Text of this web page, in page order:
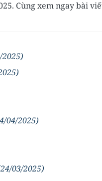
Cùng xem ngay bài
04/2025)
03/2025)